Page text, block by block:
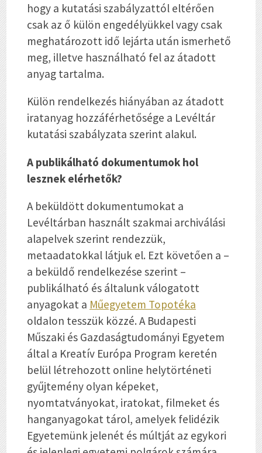
hogy a kutatási szabályzattól eltérően
csak az ő külön engedélyükkel vagy csak
meghatározott idő lejárta után ismerhető
meg, illetve használható fel az átadott
anyag tartalma.
Külön rendelkezés hiányában az átadott
iratanyag hozzáférhetősége a Levéltár
kutatási szabályzata szerint alakul.
A publikálható dokumentumok hol
lesznek elérhetők?
A beküldött dokumentumokat a
Levéltárban használt szakmai archiválási
alapelvek szerint rendezzük,
metaadatokkal látjuk el. Ezt követően a –
a beküldő rendelkezése szerint –
publikálható és általunk válogatott
anyagokat a Műegyetem Topotéka
oldalon tesszük közzé. A Budapesti
Műszaki és Gazdaságtudományi Egyetem
által a Kreatív Európa Program keretén
belül létrehozott online helytörténeti
gyűjtemény olyan képeket,
nyomtatványokat, iratokat, filmeket és
hanganyagokat tárol, amelyek felidézik
Egyetemünk jelenét és múltját az egykori